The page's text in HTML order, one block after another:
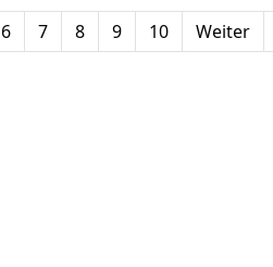
6 7 8 9 10 Weiter